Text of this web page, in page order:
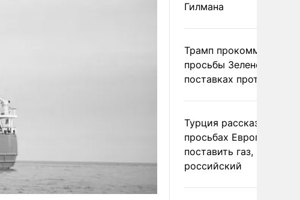
Гилмана
Трамп
просьбы Зеленского о
поставках
Турция рассказала о
просьбах Европы
поставить газ, но не
российский